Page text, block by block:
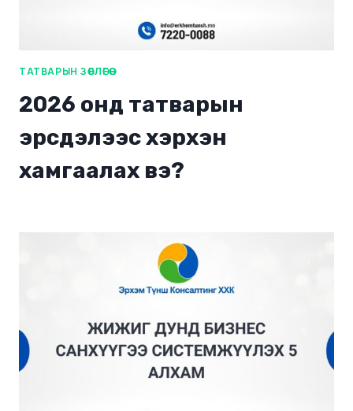
ТАТВАРЫН ЗӨВЛӨГӨӨ
2026 онд татварын
эрсдэлээс хэрхэн
хамгаалах вэ?